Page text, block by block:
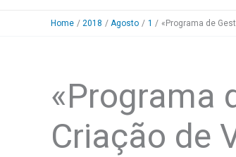
Home 2018 Agosto 1 «Programa de
«Programa
Criação de